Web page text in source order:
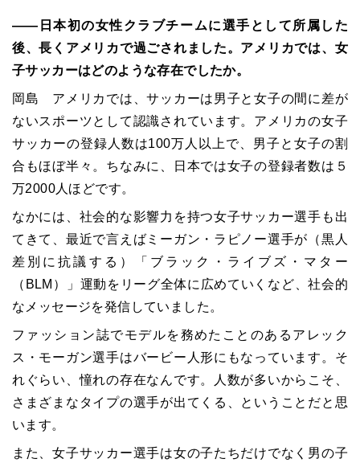
――日本初の女性クラブチームに選手として所属した
後、長くアメリカで過ごされました。アメリカでは、女
子サッカーはどのような存在でしたか。
岡島 アメリカでは、サッカーは男子と女子の間に差が
ないスポーツとして認識されています。アメリカの女子
サッカーの登録人数は100万人以上で、男子と女子の割
合もほぼ半々。ちなみに、日本では女子の登録者数は５
万2000人ほどです。
なかには、社会的な影響力を持つ女子サッカー選手も出
てきて、最近で言えばミーガン・ラピノー選手が（黒人
差別に抗議する）「ブラック・ライブズ・マター
（BLM）」運動をリーグ全体に広めていくなど、社会的
なメッセージを発信していました。
ファッション誌でモデルを務めたことのあるアレック
ス・モーガン選手はバービー人形にもなっています。そ
れぐらい、憧れの存在なんです。人数が多いからこそ、
さまざまなタイプの選手が出てくる、ということだと思
います。
また、女子サッカー選手は女の子たちだけでなく男の子